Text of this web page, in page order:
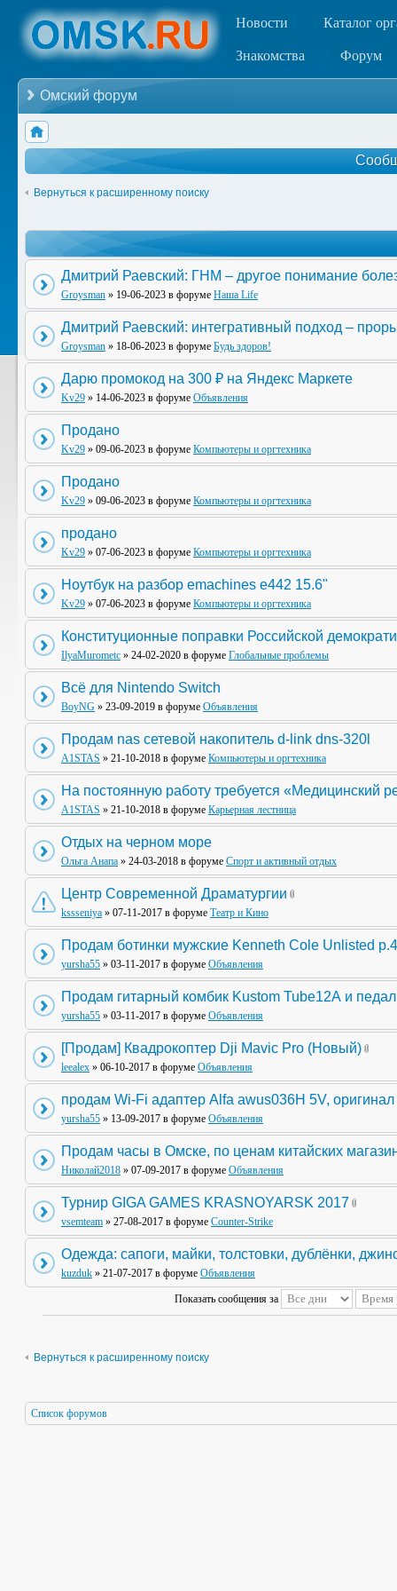
Новости Каталог
Знакомства Форум
Омский форум
Вернуться к расширенному поиску
Дмитрий Раевский: ГНМ – другое понимание
Groysman » 19-06-2023 в форуме Наша Life
Дмитрий Раевский: интегративный подход –
Groysman » 18-06-2023 в форуме Будь здоров!
Дарю промокод на 300 ₽ на Яндекс Маркете
Kv29 » 14-06-2023 в форуме Объявления
Продано
Kv29 » 09-06-2023 в форуме Компьютеры и оргтехника
Продано
Kv29 » 09-06-2023 в форуме Компьютеры и оргтехника
продано
Kv29 » 07-06-2023 в форуме Компьютеры и оргтехника
Ноутбук на разбор emachines e442 15.6"
Kv29 » 07-06-2023 в форуме Компьютеры и оргтехника
Конституционные поправки Российской
IlyaMurometc » 24-02-2020 в форуме Глобальные проблемы
Всё для Nintendo Switch
BoyNG » 23-09-2019 в форуме Объявления
Продам nas сетевой накопитель d-link dns-320l
A1STAS » 21-10-2018 в форуме Компьютеры и оргтехника
На постоянную работу требуется «Медицинский
A1STAS » 21-10-2018 в форуме Карьерная лестница
Отдых на черном море
Ольга Анапа » 24-03-2018 в форуме Спорт и активный отдых
Центр Современной Драматургии
kssseniya » 07-11-2017 в форуме Театр и Кино
Продам ботинки мужские Kenneth Cole Unlisted
yursha55 » 03-11-2017 в форуме Объявления
Продам гитарный комбик Kustom Tube12А и
yursha55 » 03-11-2017 в форуме Объявления
[Продам] Квадрокоптер Dji Mavic Pro (Новый)
leealex » 06-10-2017 в форуме Объявления
продам Wi-Fi адаптер Alfa awus036H 5V, оригинал
yursha55 » 13-09-2017 в форуме Объявления
Продам часы в Омске, по ценам китайских
Николай2018 » 07-09-2017 в форуме Объявления
Турнир GIGA GAMES KRASNOYARSK 2017
vsemteam » 27-08-2017 в форуме Counter-Strike
Одежда: сапоги, майки, толстовки, дублёнки,
kuzduk » 21-07-2017 в форуме Объявления
Показать сообщения за
Вернуться к расширенному поиску
Список форумов